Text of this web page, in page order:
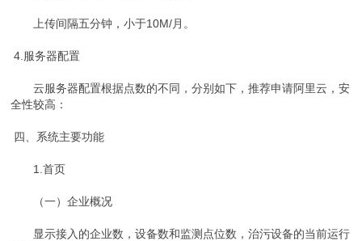
上传间隔五分钟，小于10M/月。
4.服务器配置
云服务器配置根据点数的不同，分别如下，推荐申请阿里云，安
全性较高：
四、系统主要功能
1.首页
（一）企业概况
显示接入的企业数，设备数和监测点位数，治污设备的当前运行